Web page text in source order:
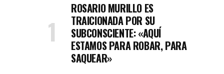
ROSARIO MURILLO ES
TRAICIONADA POR SU
SUBCONSCIENTE: «AQUÍ
ESTAMOS PARA ROBAR, PARA
SAQUEAR»